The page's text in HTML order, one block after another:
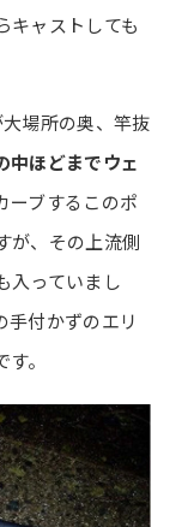
キャストしても
場所の奥、竿抜
中ほどまでウェ
ーブするこのポ
が、その上流側
入っていまし
手付かずのエリ
。